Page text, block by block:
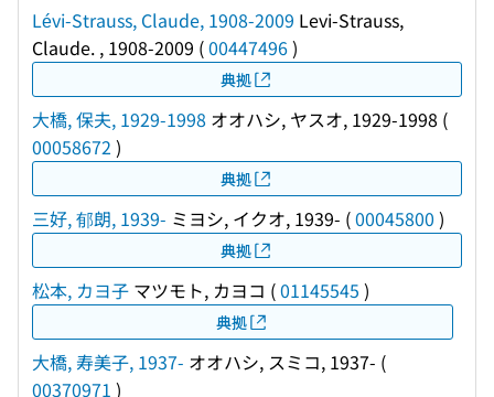
Lévi-Strauss, Claude, 1908-2009 Levi-Strauss,
Claude. , 1908-2009 (00447496)
典拠
大橋, 保夫, 1929-1998 オオハシ, ヤスオ, 1929-1998 (
00058672 )
典拠
三好, 郁朗, 1939- ミヨシ, イクオ, 1939- (00045800 )
典拠
松本, カヨ子 マツモト, カヨコ (01145545 )
典拠
大橋, 寿美子, 1937- オオハシ, スミコ, 1937- (
00370971 )